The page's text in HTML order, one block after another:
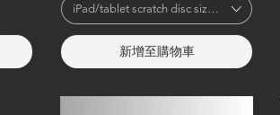
iPad/tablet scratch disc size (diameter)
新增至購物車